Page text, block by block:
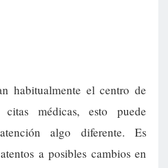
habitualmente el centro de
médicas, esto puede
algo diferente. Es
a posibles cambios en